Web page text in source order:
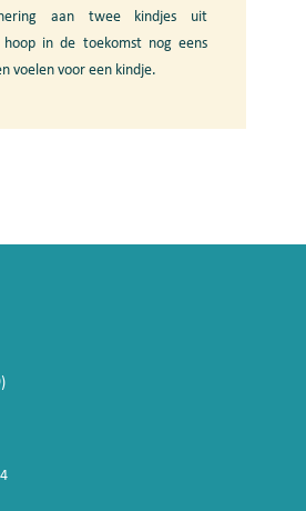
aan twee kindjes uit
in de toekomst nog eens
voelen voor een kindje.